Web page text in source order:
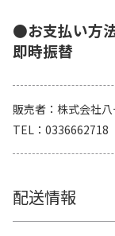
●お支払い方
即時振替
販売者
株式会社
TEL
0336662718
配送情報